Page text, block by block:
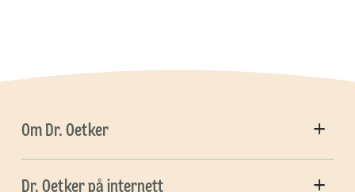
Om Dr. Oetker
Dr. Oetker på internett